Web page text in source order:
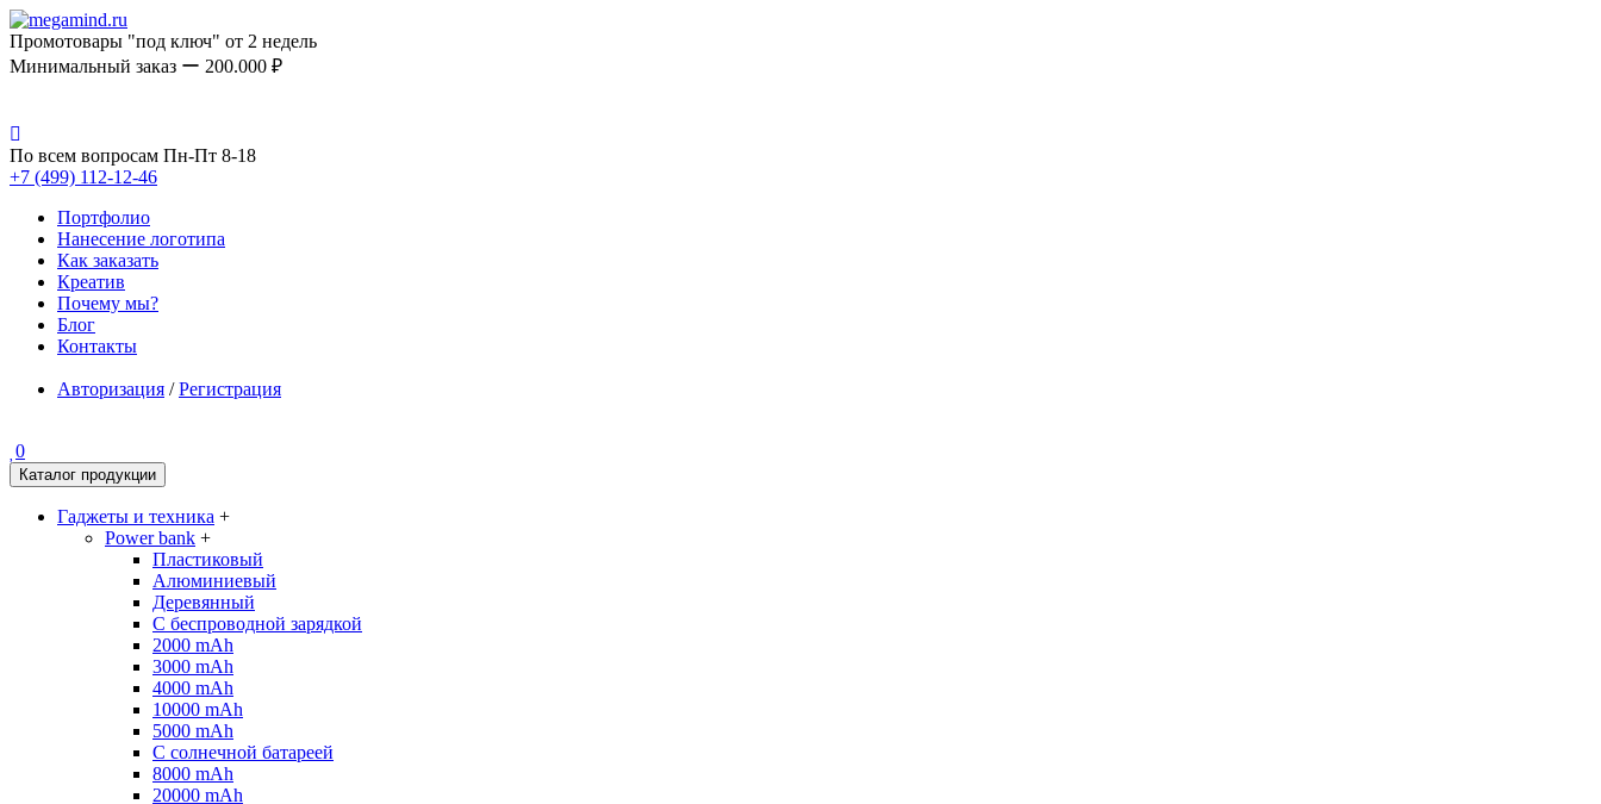
Промотовары "под ключ" от 2 недель
Минимальный заказ ー 200.000 ₽
По всем вопросам Пн-Пт 8-18
+7 (499) 112-12-46
Портфолио
Нанесение логотипа
Как заказать
Креатив
Почему мы?
Блог
Контакты
Авторизация /Регистрация
0
Каталог продукции
Гаджеты и техника +
Power bank +
Пластиковый
Алюминиевый
Деревянный
С беспроводной зарядкой
2000 mAh
3000 mAh
4000 mAh
10000 mAh
5000 mAh
С солнечной батареей
8000 mAh
20000 mAh